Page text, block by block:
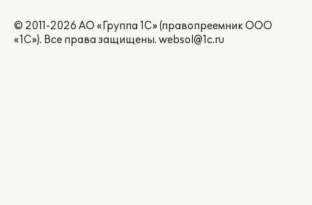
© 2011-2026 АО «Группа 1С» (правопреемник ООО
«1С»). Все права защищены. websol@1c.ru